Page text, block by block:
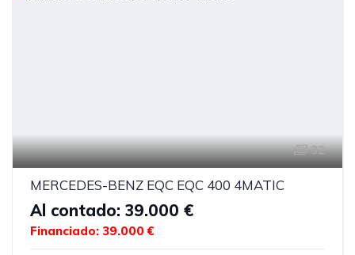
32
MERCEDES-BENZ EQC EQC 400 4MATIC
Al contado: 39.000 €
Financiado: 39.000 €